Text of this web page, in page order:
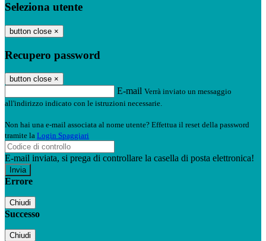
Seleziona utente
button close ×
Recupero password
button close ×
E-mail Verrà inviato un messaggio
all'indirizzo indicato con le istruzioni necessarie.
Non hai una e-mail associata al nome utente? Effettua il reset della password
tramite la Login Spaggiari
E-mail inviata, si prega di controllare la casella di posta elettronica!
Errore
Chiudi
Successo
Chiudi